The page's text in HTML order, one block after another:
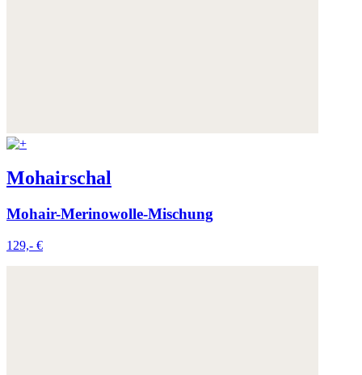
Mohairschal
Mohair-Merinowolle-Mischung
129,- €